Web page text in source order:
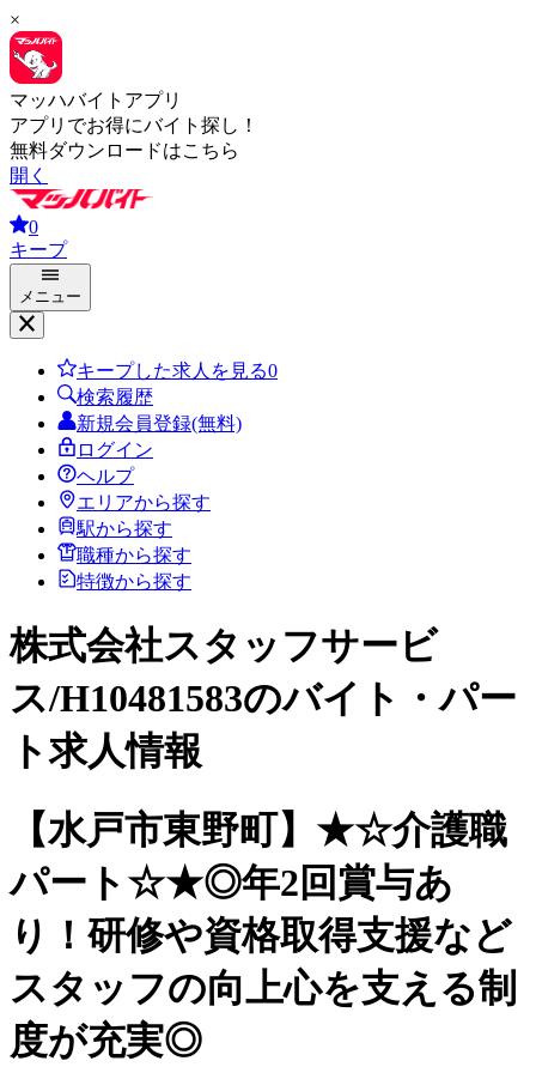
×
マッハバイトアプリ
アプリでお得にバイト探し！
無料ダウンロードはこちら
開く
0
キープ
メニュー
キープした求人を見る0
検索履歴
新規会員登録(無料)
ログイン
ヘルプ
エリアから探す
駅から探す
職種から探す
特徴から探す
株式会社スタッフサービ
ス/H10481583のバイト・パー
ト求人情報
【水戸市東野町】★☆介護職
パート☆★◎年2回賞与あ
り！研修や資格取得支援など
スタッフの向上心を支える制
度が充実◎